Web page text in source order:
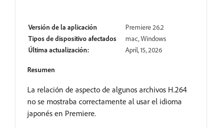
Versión de la aplicación
Premiere 26.2
Tipos de dispositivo afectados
mac, Windows
Última actualización:
April, 15, 2026
Resumen
La relación de aspecto de algunos archivos H.264
no se mostraba correctamente al usar el idioma
japonés en Premiere.